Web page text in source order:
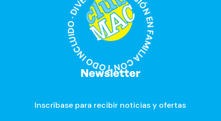
DIVERSIÓN EN FAMILIA CON TODO INCLUIDO · DIVERSIÓN EN FAMILIA CON TODO INCLUIDO ·
Newsletter
Inscríbase para recibir noticias y ofertas